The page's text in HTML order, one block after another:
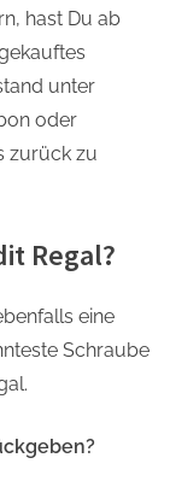
hast Du ab
unter
oder
zurück zu
Regal?
eine
Schraube